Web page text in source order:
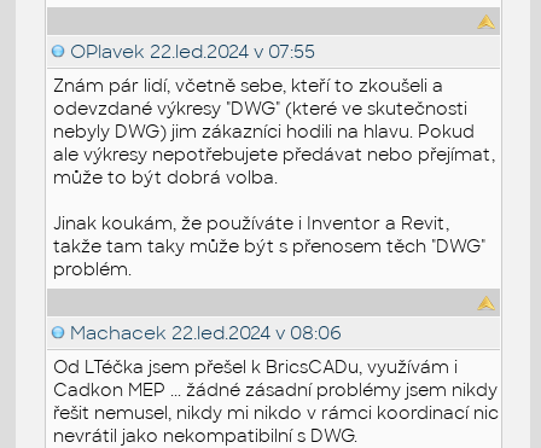
OPlavek 22.led.2024 v 07:55
Znám pár lidí, včetně sebe, kteří to zkoušeli a
odevzdané výkresy "DWG" (které ve skutečnosti
nebyly DWG) jim zákazníci hodili na hlavu. Pokud
ale výkresy nepotřebujete předávat nebo přejímat,
může to být dobrá volba.
Jinak koukám, že používáte i Inventor a Revit,
takže tam taky může být s přenosem těch "DWG"
problém.
Machacek 22.led.2024 v 08:06
Od LTéčka jsem přešel k BricsCADu, využívám i
Cadkon MEP ... žádné zásadní problémy jsem nikdy
řešit nemusel, nikdy mi nikdo v rámci koordinací nic
nevrátil jako nekompatibilní s DWG.